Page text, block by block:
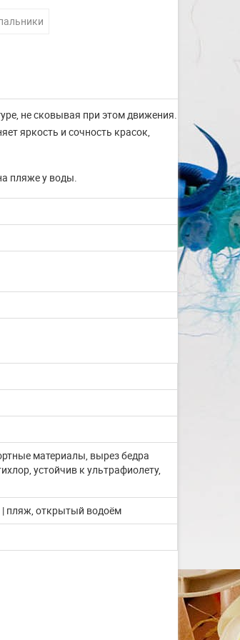
на заказ
плавания
не сковывая при этом движения.
яркость и сочность красок,
пляже у воды.
материалы, вырез бедра
устойчив к ультрафиолету,
| пляж, открытый водоём